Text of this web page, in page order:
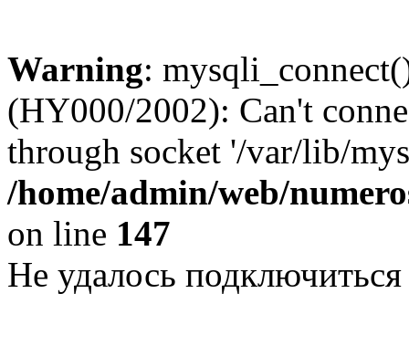
Warning:
(HY000/2002): Can't
through socket '/var/lib/
/home/admin/web/
on line 147
Не удалось